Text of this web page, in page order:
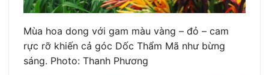
Mùa hoa dong với gam màu vàng – đỏ – cam
rực rỡ khiến cả góc Dốc Thẩm Mã như bừng
sáng. Photo: Thanh Phương